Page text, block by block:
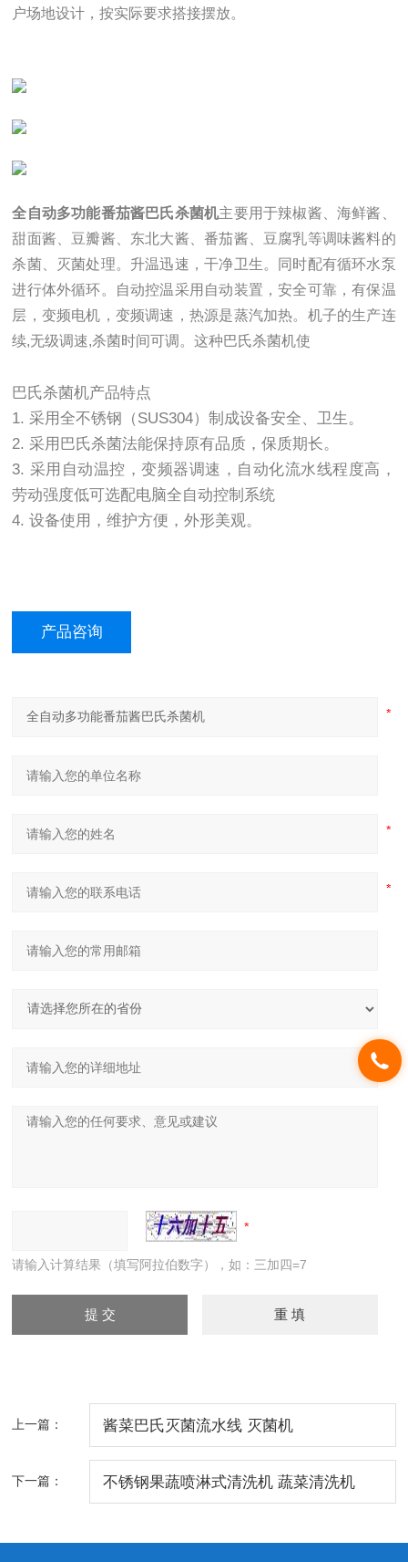
户场地设计，按实际要求搭接摆放。
全自动多功能番茄酱巴氏杀菌机主要用于辣椒酱、海鲜酱、
甜面酱、豆瓣酱、东北大酱、番茄酱、豆腐乳等调味酱料的
杀菌、灭菌处理。升温迅速，干净卫生。同时配有循环水泵
进行体外循环。自动控温采用自动装置，安全可靠，有保温
层，变频电机，变频调速，热源是蒸汽加热。机子的生产连
续,无级调速,杀菌时间可调。这种巴氏杀菌机使
巴氏杀菌机产品特点
1. 采用全不锈钢（SUS304）制成设备安全、卫生。
2. 采用巴氏杀菌法能保持原有品质，保质期长。
3. 采用自动温控，变频器调速，自动化流水线程度高，
劳动强度低可选配电脑全自动控制系统
4. 设备使用，维护方便，外形美观。
产品咨询
请输入计算结果（填写阿拉伯数字），如：三加四=7
上一篇： 酱菜巴氏灭菌流水线 灭菌机
下一篇： 不锈钢果蔬喷淋式清洗机 蔬菜清洗机